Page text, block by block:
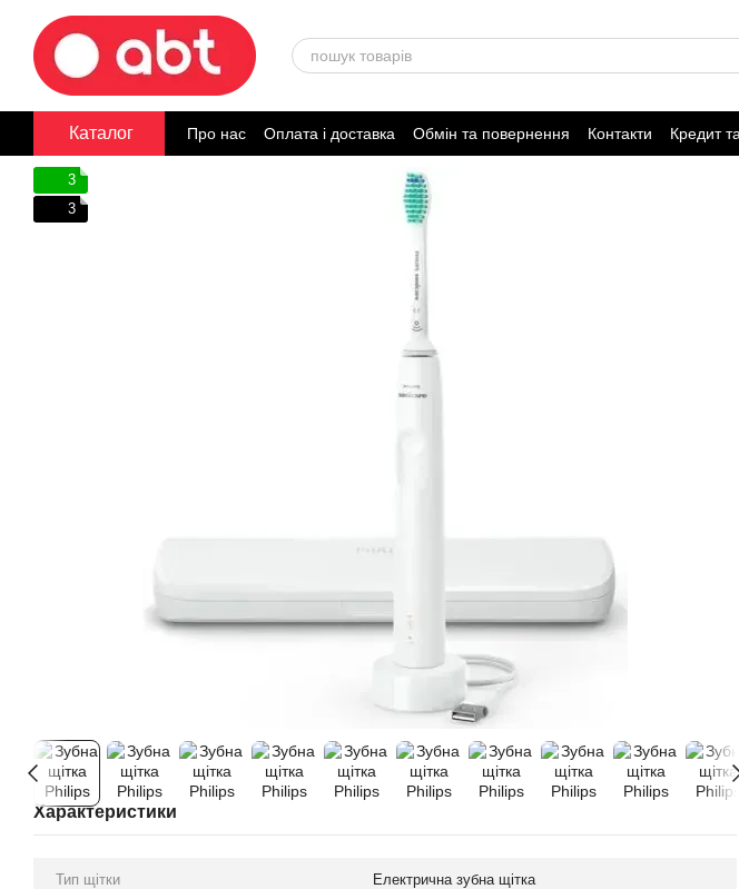
Перейти до основного контенту
Каталог Про нас Оплата і доставка Обмін та повернення Контакти Кредит
Договір публічної оферти
3
3
Характеристики
Тип щітки Електрична зубна щітка